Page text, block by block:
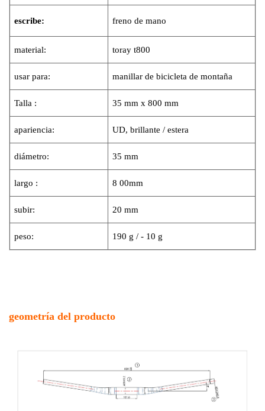
escribe: freno de mano
material: toray t800
usar para: manillar de bicicleta de montaña
Talla : 35 mm x 800 mm
apariencia: UD, brillante / estera
diámetro: 35 mm
largo : 8 00mm
subir: 20 mm
peso: 190 g / - 10 g
geometría del producto